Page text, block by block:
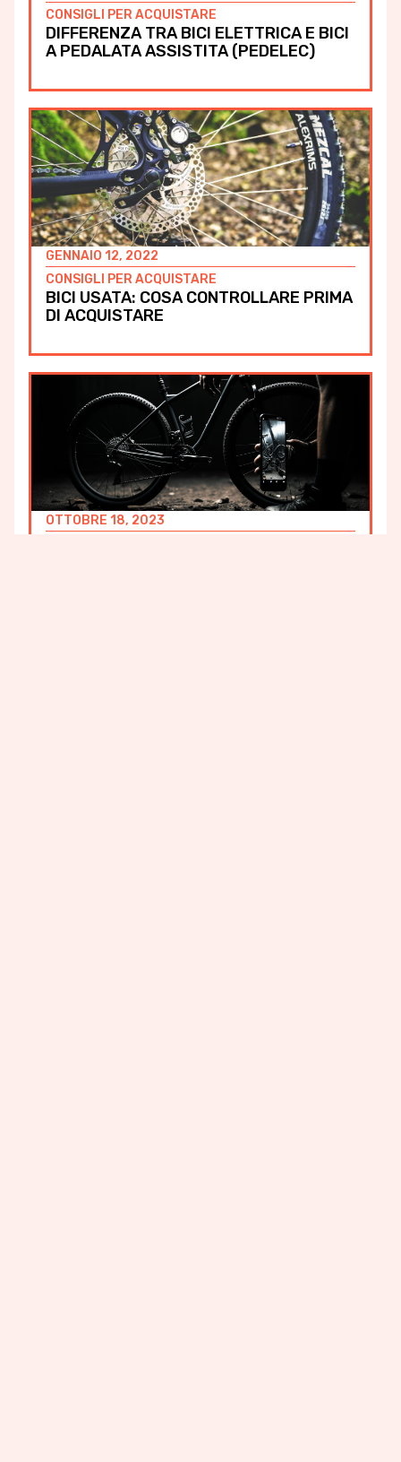
CONSIGLI PER ACQUISTARE
DIFFERENZA TRA BICI ELETTRICA E BICI
A PEDALATA ASSISTITA (PEDELEC)
GENNAIO 12, 2022
CONSIGLI PER ACQUISTARE
BICI USATA: COSA CONTROLLARE PRIMA
DI ACQUISTARE
OTTOBRE 18, 2023